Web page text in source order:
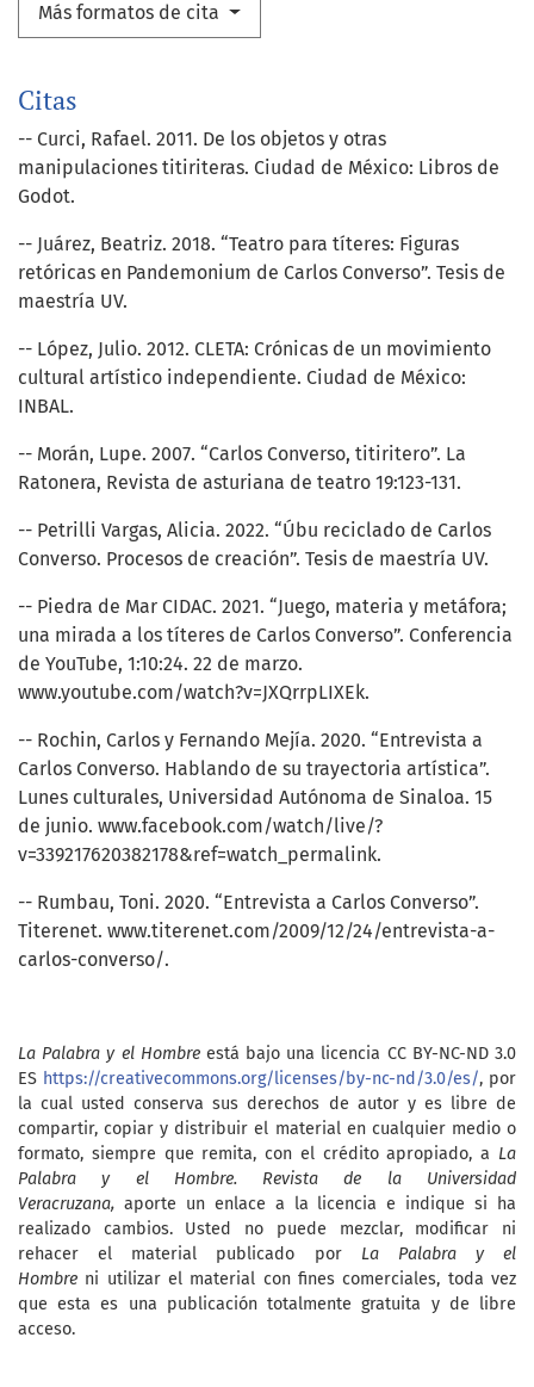
Más formatos de cita
Citas
-- Curci, Rafael. 2011. De los objetos y otras
manipulaciones titiriteras. Ciudad de México: Libros de
Godot.
-- Juárez, Beatriz. 2018. “Teatro para títeres: Figuras
retóricas en Pandemonium de Carlos Converso”. Tesis de
maestría UV.
-- López, Julio. 2012. CLETA: Crónicas de un movimiento
cultural artístico independiente. Ciudad de México:
INBAL.
-- Morán, Lupe. 2007. “Carlos Converso, titiritero”. La
Ratonera, Revista de asturiana de teatro 19:123-131.
-- Petrilli Vargas, Alicia. 2022. “Úbu reciclado de Carlos
Converso. Procesos de creación”. Tesis de maestría UV.
-- Piedra de Mar CIDAC. 2021. “Juego, materia y metáfora;
una mirada a los títeres de Carlos Converso”. Conferencia
de YouTube, 1:10:24. 22 de marzo.
www.youtube.com/watch?v=JXQrrpLIXEk.
-- Rochin, Carlos y Fernando Mejía. 2020. “Entrevista a
Carlos Converso. Hablando de su trayectoria artística”.
Lunes culturales, Universidad Autónoma de Sinaloa. 15
de junio. www.facebook.com/watch/live/?
v=339217620382178&ref=watch_permalink.
-- Rumbau, Toni. 2020. “Entrevista a Carlos Converso”.
Titerenet. www.titerenet.com/2009/12/24/entrevista-a-
carlos-converso/.
La Palabra y el Hombreestá bajo una licencia CC BY-NC-ND 3.0
ES https://creativecommons.org/licenses/by-nc-nd/3.0/es/, por
la cual usted conserva sus derechos de autor y es libre de
compartir, copiar y distribuir el material en cualquier medio o
formato, siempre que remita, con el crédito apropiado, a La
Palabra y el Hombre. Revista de la Universidad
Veracruzana, aporte un enlace a la licencia e indique si ha
realizado cambios. Usted no puede mezclar, modificar ni
rehacer el material publicado por La Palabra y el
Hombre ni utilizar el material con fines comerciales, toda vez
que esta es una publicación totalmente gratuita y de libre
acceso.